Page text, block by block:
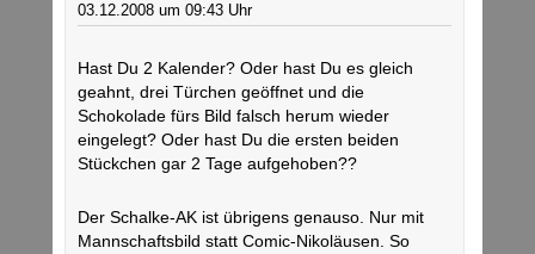
03.12.2008 um 09:43 Uhr
Hast Du 2 Kalender? Oder hast Du es gleich
geahnt, drei Türchen geöffnet und die
Schokolade fürs Bild falsch herum wieder
eingelegt? Oder hast Du die ersten beiden
Stückchen gar 2 Tage aufgehoben??
Der Schalke-AK ist übrigens genauso. Nur mit
Mannschaftsbild statt Comic-Nikoläusen. So